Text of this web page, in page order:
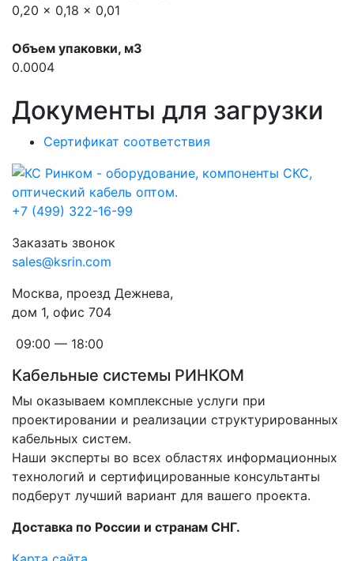
0,20 x 0,18 x 0,01
Объем упаковки, м3
0.0004
Документы для загрузки
Сертификат соответствия
+7 (499) 322-16-99
Заказать звонок
sales@ksrin.com
Москва, проезд Дежнева,
дом 1, офис 704
09:00 — 18:00
Кабельные системы РИНКОМ
Мы оказываем комплексные услуги при
проектировании и реализации структурированных
кабельных систем.
Наши эксперты во всех областях информационных
технологий и сертифицированные консультанты
подберут лучший вариант для вашего проекта.
Доставка по России и странам СНГ.